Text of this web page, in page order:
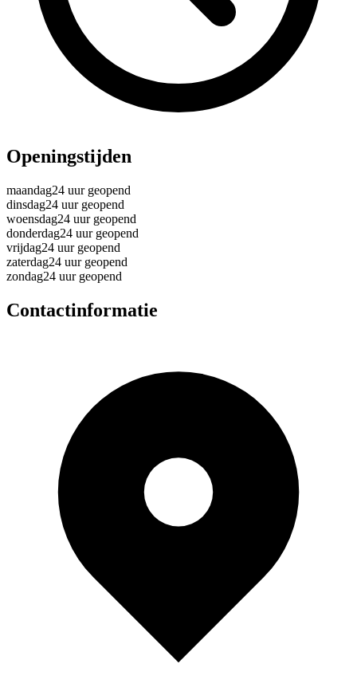
Openingstijden
maandag24 uur geopend
dinsdag24 uur geopend
woensdag24 uur geopend
donderdag24 uur geopend
vrijdag24 uur geopend
zaterdag24 uur geopend
zondag24 uur geopend
Contactinformatie